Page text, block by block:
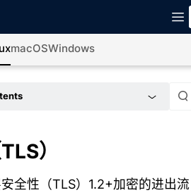
macOSWindows
）
全性（TLS）1.2+加密的进出流